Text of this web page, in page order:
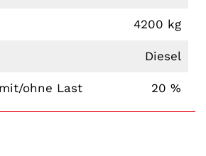
4200 kg
Diesel
ohne Last 20 %